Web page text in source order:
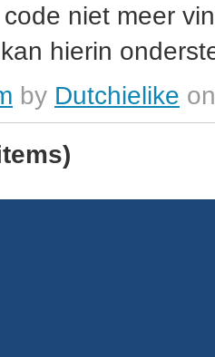
niet meer
hierin
by Dutchielike